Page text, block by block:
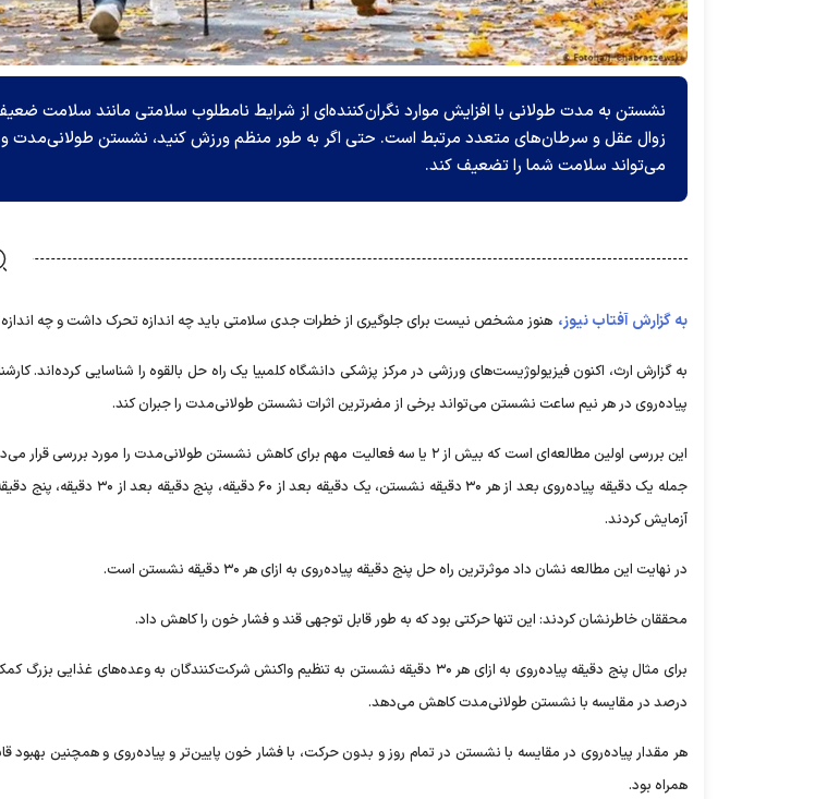
نشستن به مدت طولانی با افزایش موارد نگران‌کننده‌ای از شرایط نامطلوب سلامتی مانند سلامت
زوال‌ عقل و سرطان‌های متعدد مرتبط است. حتی اگر به‌ طور منظم ورزش کنید، نشستن طولانی‌مدت و
می‌تواند سلامت شما را تضعیف کند.
به گزارش آفتاب نیوز، هنوز مشخص نیست برای جلوگیری از خطرات جدی سلامتی باید چه اندازه تحرک داشت و چه
به گزارش ارث، اکنون فیزیولوژیست‌های ورزشی در مرکز پزشکی دانشگاه کلمبیا یک راه حل بالقوه را شناسایی کرده‌اند.
پیاده‌روی در هر نیم ساعت نشستن می‌تواند برخی از مضرترین اثرات نشستن طولانی‌مدت را جبران کند.
این بررسی اولین مطالعه‌ای است که بیش از ۲ یا سه فعالیت مهم برای کاهش نشستن طولانی‌مدت را
آزمایش کردند.
در نهایت این مطالعه نشان داد موثرترین راه‌ حل پنج دقیقه پیاده‌روی به ازای هر ۳۰ دقیقه نشستن است.
محققان خاطرنشان کردند: این تنها حرکتی بود که به‌ طور قابل‌ توجهی قند و فشار خون را کاهش داد.
درصد در مقایسه با نشستن طولانی‌مدت کاهش می‌دهد.
هر مقدار پیاده‌روی در مقایسه با نشستن در تمام روز و بدون حرکت، با فشار خون پایین‌تر و پیاده‌روی و همچنین
همراه بود.